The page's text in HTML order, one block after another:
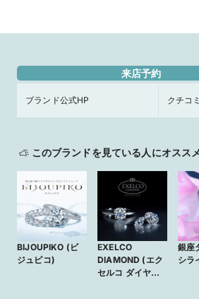
来店予約
ブランド公式HP クチコ
このブランドを見ている人にオススメ
BIJOUPIKO (ビ
ジュピコ)
EXELCO
DIAMOND (エク
セルコ ダイヤモ
銀座
シラ